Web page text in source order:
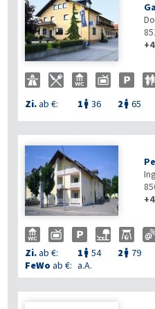
Zi.ab €: 1  36 2  65
Zi.ab €: 1  54 2  79
FeWo ab €: a.A.